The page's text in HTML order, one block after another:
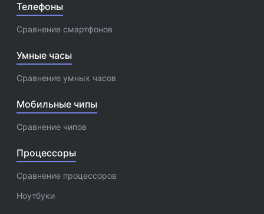
Телефоны
Сравнение смартфонов
Умные часы
Сравнение умных часов
Мобильные чипы
Сравнение чипов
Процессоры
Сравнение процессоров
Ноутбуки